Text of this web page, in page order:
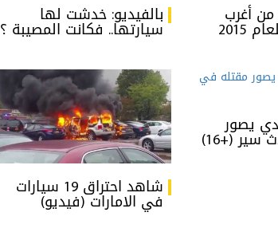
أغرب بالفيديو: خدشت لها
سيارتها.. فكانت المصيبة ؟
يصور
(+16)
شاهد احتراق 19 سيارات
في الامارات (فيديو)